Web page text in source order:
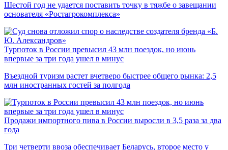
Шестой год не удается поставить точку в тяжбе о завещании
основателя «Ростагрокомплекса»
Турпоток в России превысил 43 млн поездок, но июнь
впервые за три года ушел в минус
Въездной туризм растет вчетверо быстрее общего рынка: 2,5
млн иностранных гостей за полгода
Продажи импортного пива в России выросли в 3,5 раза за два
года
Три четверти ввоза обеспечивает Беларусь, второе место у